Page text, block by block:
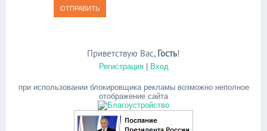
ОТПРАВИТЬ
Приветствую Вас, Гость!
Регистрация| Вход
при использовании блокировщика рекламы возможно неполное
отображение сайта